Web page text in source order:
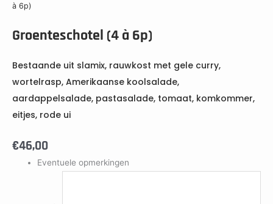
à 6p)
Groenteschotel (4 à 6p)
Bestaande uit slamix, rauwkost met gele curry,
wortelrasp, Amerikaanse koolsalade,
aardappelsalade, pastasalade, tomaat, komkommer,
eitjes, rode ui
€46,00
Eventuele opmerkingen